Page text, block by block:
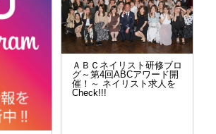
ＡＢＣネイリスト研修ブロ
グ～第4回ABCアワード開
催！～ ネイリスト求人を
Check!!!